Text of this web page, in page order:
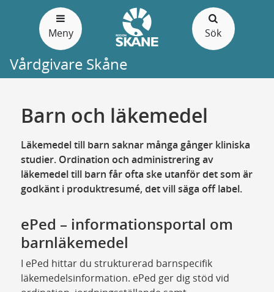
Meny Sök
Vårdgivare Skåne
Barn och läkemedel
Läkemedel till barn saknar många gånger kliniska
studier. Ordination och administrering av
läkemedel till barn får ofta ske utanför det som är
godkänt i produktresumé, det vill säga off label.
ePed – informationsportal om
barnläkemedel
I ePed hittar du strukturerad barnspecifik
läkemedelsinformation. ePed ger dig stöd vid